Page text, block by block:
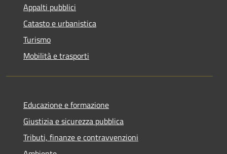
Appalti pubblici
Catasto e urbanistica
Turismo
Mobilità e trasporti
Educazione e formazione
Giustizia e sicurezza pubblica
Tributi, finanze e contravvenzioni